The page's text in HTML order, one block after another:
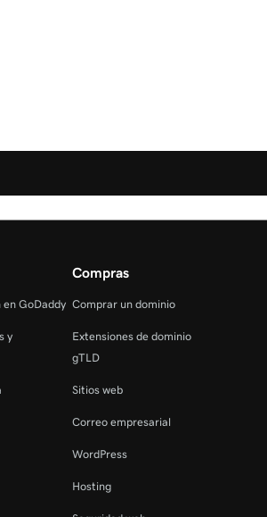
en GoDaddy
y
Compras
Comprar un dominio
Extensiones de dominio
gTLD
Sitios web
Correo empresarial
WordPress
Hosting